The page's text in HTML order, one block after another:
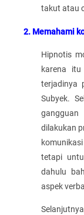
takut atau
2. Memahami
Hipnotis
karena
terjadinya
Subyek.
dilakukan
tetapi
dahulu
aspek